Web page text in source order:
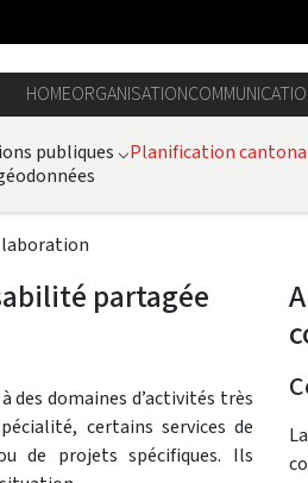
HOMEORGANISATION
publiques ⌵Planification
partagée
domaines d’activités très
certains services de
de projets spécifiques. Ils